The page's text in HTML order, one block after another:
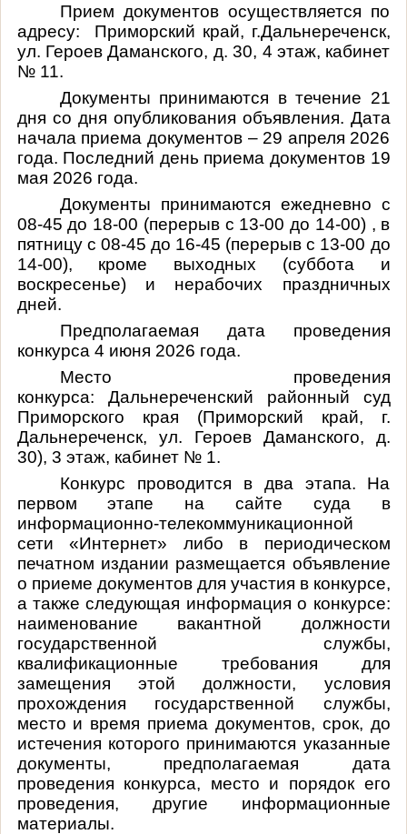
Прием документов осуществляется по
адресу: Приморский край, г.Дальнереченск,
ул. Героев Даманского, д. 30, 4 этаж, кабинет
№ 11.
Документы принимаются в течение 21
дня со дня опубликования объявления. Дата
начала приема документов – 29 апреля 2026
года. Последний день приема документов 19
мая 2026 года.
Документы принимаются ежедневно с
08-45 до 18-00 (перерыв с 13-00 до 14-00) , в
пятницу с 08-45 до 16-45 (перерыв с 13-00 до
14-00), кроме выходных (суббота и
воскресенье) и нерабочих праздничных
дней.
Предполагаемая дата проведения
конкурса 4 июня 2026 года.
Место проведения
конкурса: Дальнереченский районный суд
Приморского края (Приморский край, г.
Дальнереченск, ул. Героев Даманского, д.
30), 3 этаж, кабинет № 1.
Конкурс проводится в два этапа. На
первом этапе на сайте суда в
информационно-телекоммуникационной
сети «Интернет» либо в периодическом
печатном издании размещается объявление
о приеме документов для участия в конкурсе,
а также следующая информация о конкурсе:
наименование вакантной должности
государственной службы,
квалификационные требования для
замещения этой должности, условия
прохождения государственной службы,
место и время приема документов, срок, до
истечения которого принимаются указанные
документы, предполагаемая дата
проведения конкурса, место и порядок его
проведения, другие информационные
материалы.